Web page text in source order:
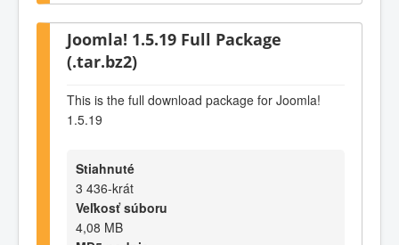
Joomla! 1.5.19 Full Package
(.tar.bz2)
This is the full download package for Joomla!
1.5.19
Stiahnuté
3 436-krát
Veľkosť súboru
4,08 MB